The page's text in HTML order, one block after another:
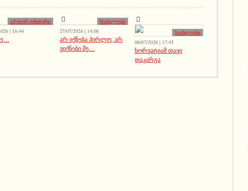
აქეთურ-იქითური
| 16:44
სიახლეები
27/07/2026 | 14:06
არ იქნება პირლო, არ
ვიქნები მე…
სიახლეები
08/07/2026 | 17:45
ხორვატიამ თავი
დაკარგა